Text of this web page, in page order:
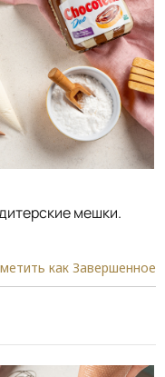
мешки.
как Завершенное